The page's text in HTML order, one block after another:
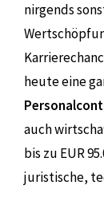
nirgends
heute eine
auch
bis zu EUR
juristische,